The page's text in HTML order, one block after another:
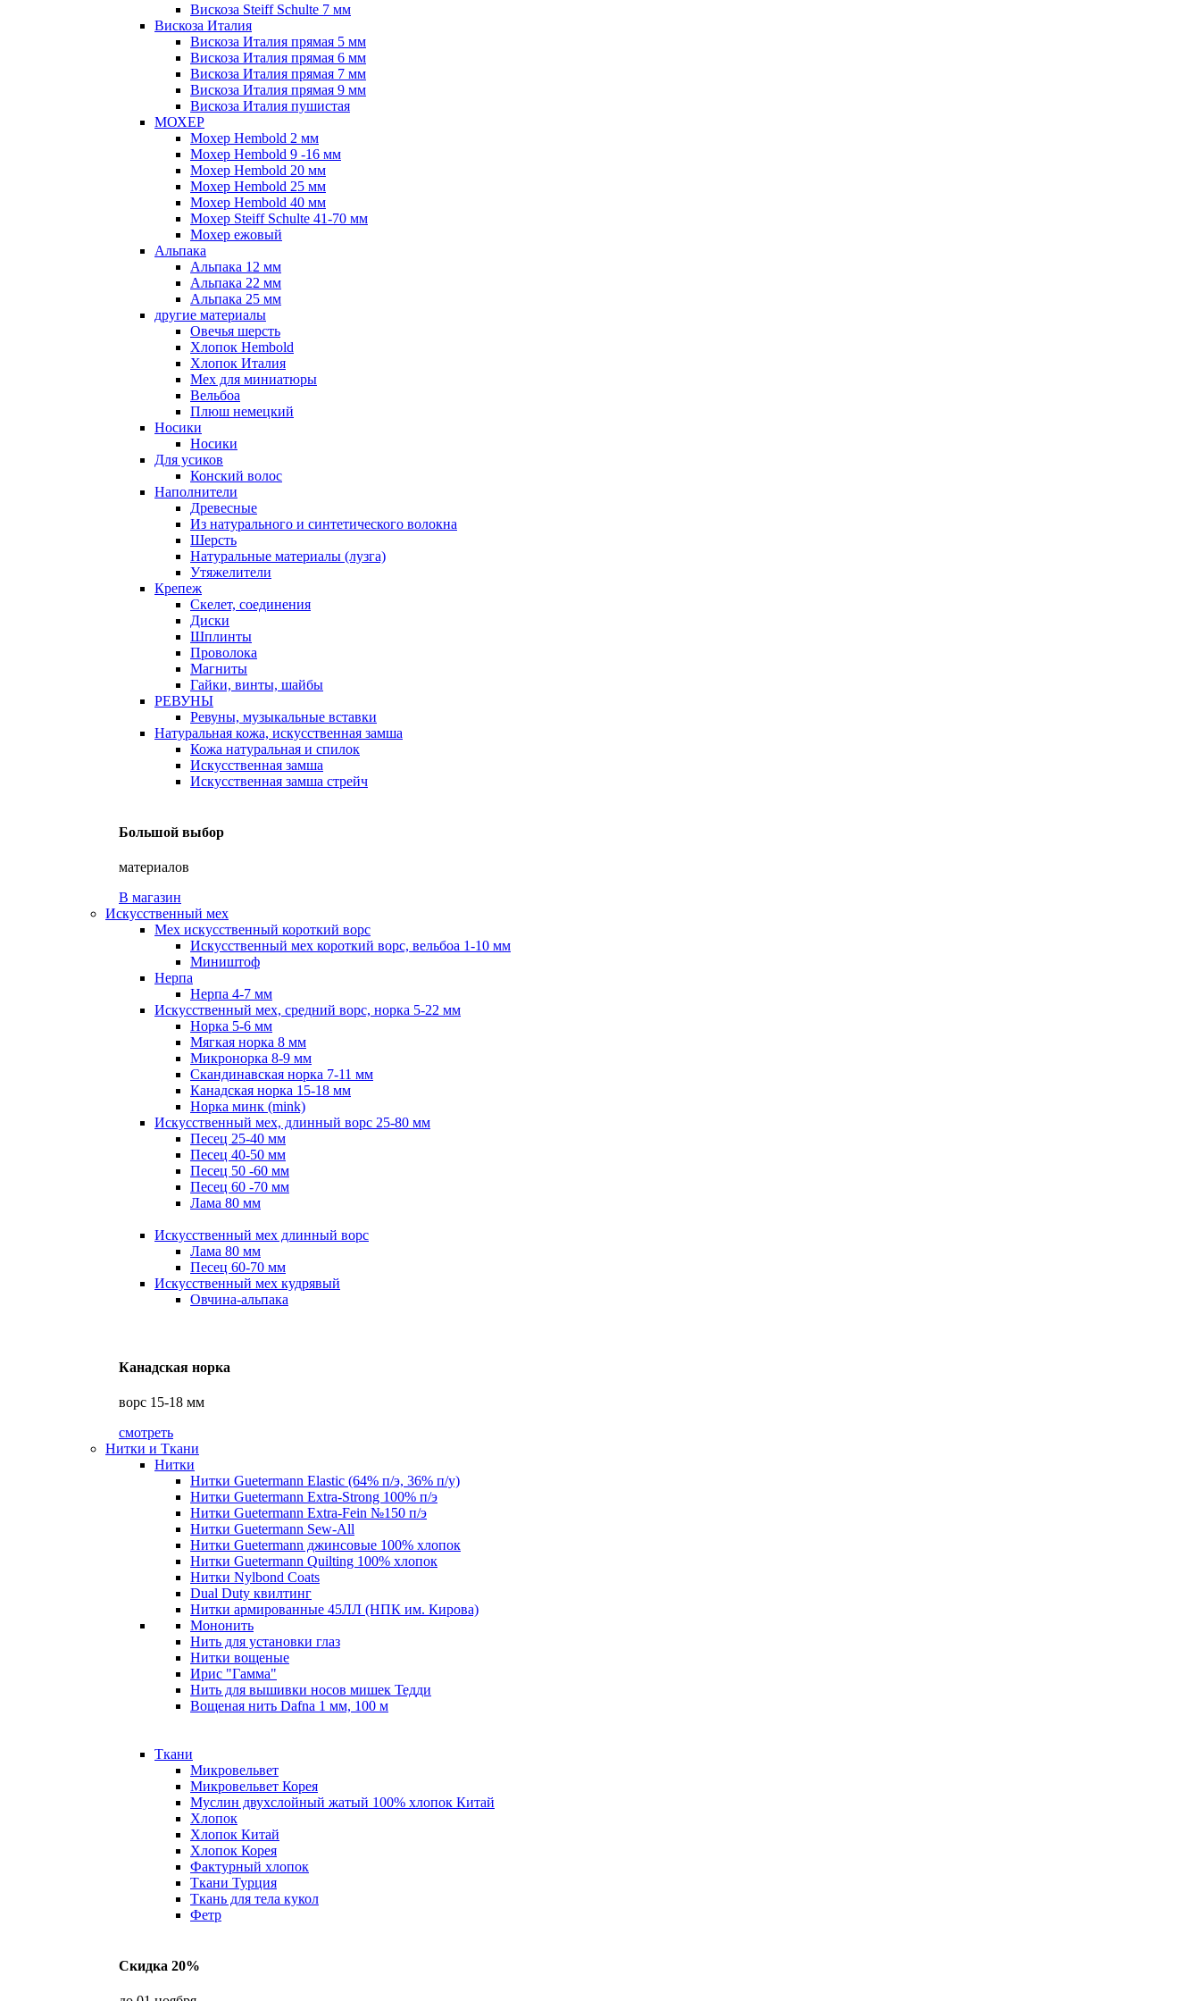
Вискоза Steiff Schulte 7 мм
Вискоза Италия
Вискоза Италия прямая 5 мм
Вискоза Италия прямая 6 мм
Вискоза Италия прямая 7 мм
Вискоза Италия прямая 9 мм
Вискоза Италия пушистая
МОХЕР
Мохер Hembold 2 мм
Мохер Hembold 9 -16 мм
Мохер Hembold 20 мм
Мохер Hembold 25 мм
Мохер Hembold 40 мм
Мохер Steiff Schulte 41-70 мм
Мохер ежовый
Альпака
Альпака 12 мм
Альпака 22 мм
Альпака 25 мм
другие материалы
Овечья шерсть
Хлопок Hembold
Хлопок Италия
Мех для миниатюры
Вельбоа
Плюш немецкий
Носики
Носики
Для усиков
Конский волос
Наполнители
Древесные
Из натурального и синтетического волокна
Шерсть
Натуральные материалы (лузга)
Утяжелители
Крепеж
Скелет, соединения
Диски
Шплинты
Проволока
Магниты
Гайки, винты, шайбы
РЕВУНЫ
Ревуны, музыкальные вставки
Натуральная кожа, искусственная замша
Кожа натуральная и спилок
Искусственная замша
Искусственная замша стрейч
Большой выбор
материалов
В магазин
Искусственный мех
Мех искусственный короткий ворс
Искусственный мех короткий ворс, вельбоа 1-10 мм
Миништоф
Нерпа
Нерпа 4-7 мм
Искусственный мех, средний ворс, норка 5-22 мм
Норка 5-6 мм
Мягкая норка 8 мм
Микронорка 8-9 мм
Скандинавская норка 7-11 мм
Канадская норка 15-18 мм
Норка минк (mink)
Искусственный мех, длинный ворс 25-80 мм
Песец 25-40 мм
Песец 40-50 мм
Песец 50 -60 мм
Песец 60 -70 мм
Лама 80 мм
Искусственный мех длинный ворс
Лама 80 мм
Песец 60-70 мм
Искусственный мех кудрявый
Овчина-альпака
Канадская норка
ворс 15-18 мм
смотреть
Нитки и Ткани
Нитки
Нитки Guetermann Elastic (64% п/э, 36% п/у)
Нитки Guetermann Extra-Strong 100% п/э
Нитки Guetermann Extra-Fein №150 п/э
Нитки Guetermann Sew-All
Нитки Guetermann джинсовые 100% хлопок
Нитки Guetermann Quilting 100% хлопок
Нитки Nylbond Coats
Dual Duty квилтинг
Нитки армированные 45ЛЛ (НПК им. Кирова)
Мононить
Нить для установки глаз
Нитки вощеные
Ирис "Гамма"
Нить для вышивки носов мишек Тедди
Вощеная нить Dafna 1 мм, 100 м
Ткани
Микровельвет
Микровельвет Корея
Муслин двухслойный жатый 100% хлопок Китай
Хлопок
Хлопок Китай
Хлопок Корея
Фактурный хлопок
Ткани Турция
Ткань для тела кукол
Фетр
Скидка 20%